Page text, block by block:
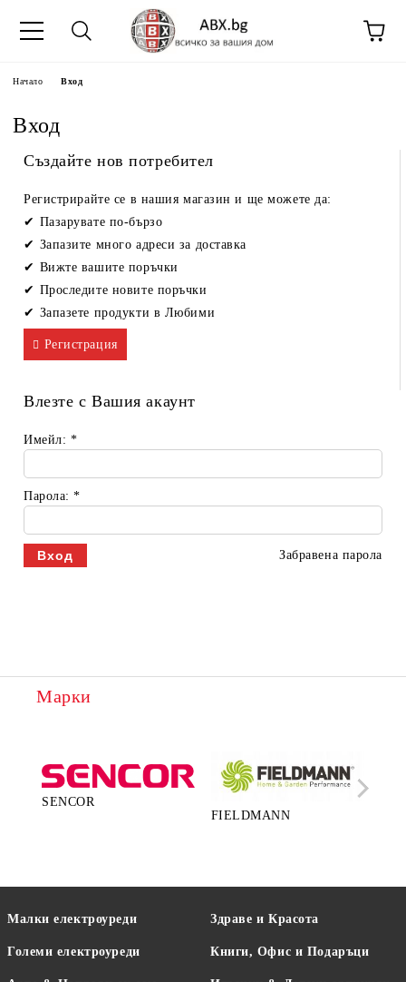
Начало Вход
Вход
Създайте нов потребител
Регистрирайте се в нашия магазин и ще можете да:
Пазарувате по-бързо
Запазите много адреси за доставка
Вижте вашите поръчки
Проследите новите поръчки
Запазете продукти в Любими
Регистрация
Влезте с Вашия акаунт
Имейл: *
Парола:*
Забравена парола
Марки
SENCOR
FIELDMANN
Малки електроуреди
Големи електроуреди
Здраве и Красота
Книги, Офис и Подаръци